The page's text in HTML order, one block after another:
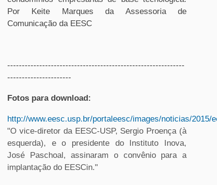
Por Keite Marques da Assessoria de
Comunicação da EESC
-------------------------------------------------------------
----------------------
Fotos para download:
http://www.eesc.usp.br/portaleesc/images/noticias/2015/
"O vice-diretor da EESC-USP, Sergio Proença (à
esquerda), e o presidente do Instituto Inova,
José Paschoal, assinaram o convênio para a
implantação do EESCin."